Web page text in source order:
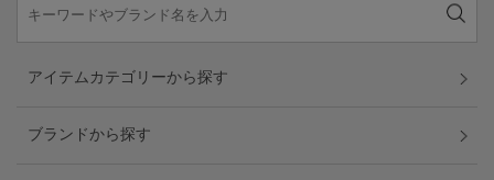
アイテムカテゴリーから探す
ブランドから探す